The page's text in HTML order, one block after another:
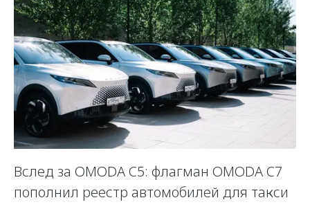
Вслед за OMODA C5: флагман OMODA C7
пополнил реестр автомобилей для такси